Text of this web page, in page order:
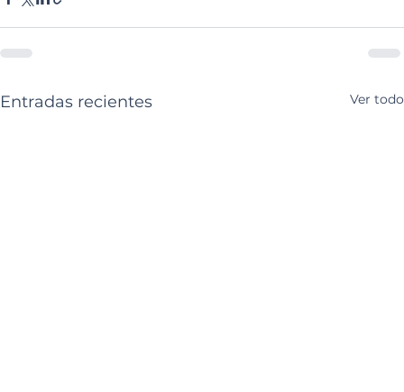
Entradas recientes Ver todo